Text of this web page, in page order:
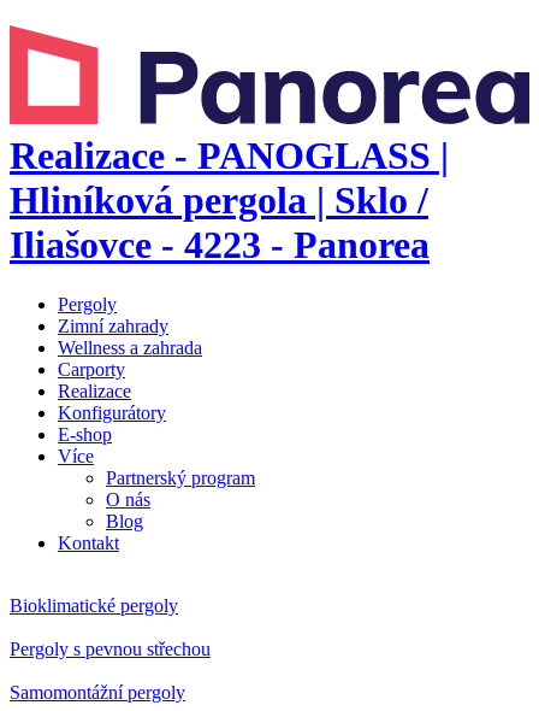
Realizace - PANOGLASS |
Hliníková pergola | Sklo /
Iliašovce - 4223 - Panorea
Pergoly
Zimní zahrady
Wellness a zahrada
Carporty
Realizace
Konfigurátory
E-shop
Více
Partnerský program
O nás
Blog
Kontakt
Bioklimatické pergoly
Pergoly s pevnou střechou
Samomontážní pergoly